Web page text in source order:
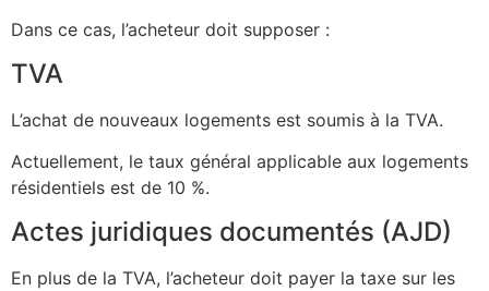
Dans ce cas, l’acheteur doit supposer :
TVA
L’achat de nouveaux logements est soumis à la TVA.
Actuellement, le taux général applicable aux logements
résidentiels est de 10 %.
Actes juridiques documentés (AJD)
En plus de la TVA, l’acheteur doit payer la taxe sur les